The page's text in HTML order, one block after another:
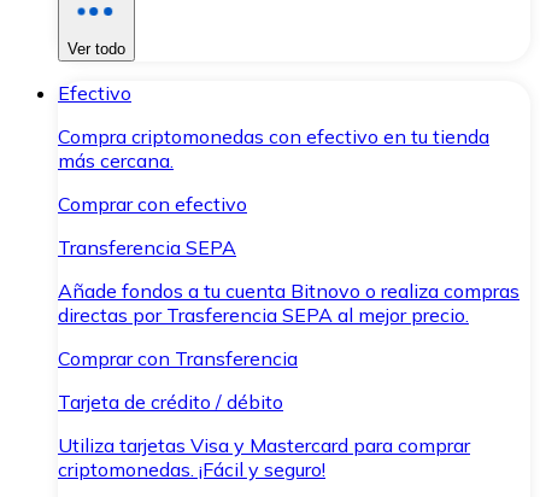
Ver todo
Efectivo
Compra criptomonedas con efectivo en tu tienda
más cercana.
Comprar con efectivo
Transferencia SEPA
Añade fondos a tu cuenta Bitnovo o realiza compras
directas por Trasferencia SEPA al mejor precio.
Comprar con Transferencia
Tarjeta de crédito / débito
Utiliza tarjetas Visa y Mastercard para comprar
criptomonedas. ¡Fácil y seguro!